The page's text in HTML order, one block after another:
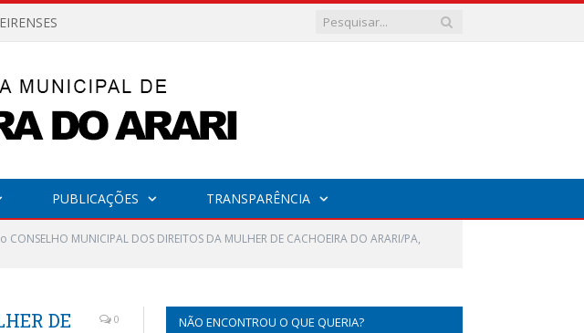
PUBLICAÇÕES TRANSPARÊNCIA
CONSELHO MUNICIPAL DOS DIREITOS DA MULHER DE CACHOEIRA DO ARARI/PA,
DE
0 NÃO ENCONTROU O QUE QUERIA?